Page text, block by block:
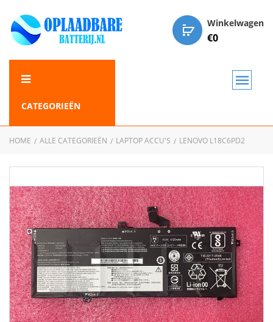
Winkelwagen
€0
CATEGORIEËN
HOME ALLE CATEGORIEËN LAPTOP ACCU'S LENOVO L18C6PD2